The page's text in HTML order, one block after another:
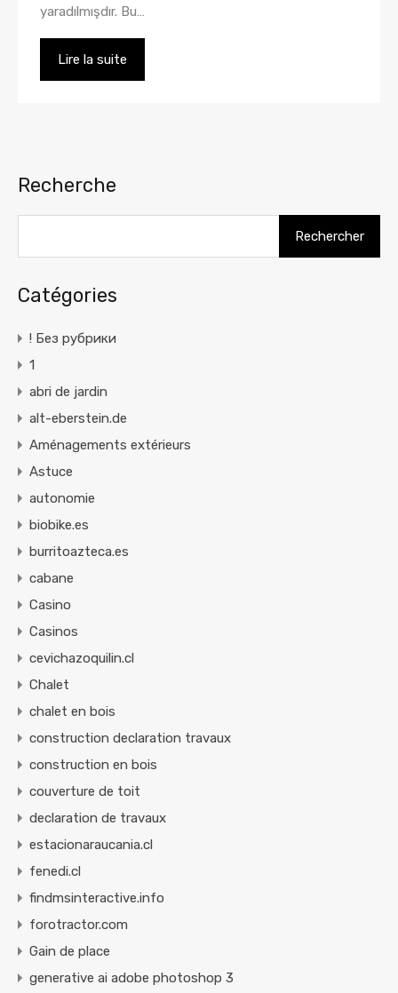
yaradılmışdır. Bu…
Lire la suite
Recherche
Catégories
! Без рубрики
1
abri de jardin
alt-eberstein.de
Aménagements extérieurs
Astuce
autonomie
biobike.es
burritoazteca.es
cabane
Casino
Casinos
cevichazoquilin.cl
Chalet
chalet en bois
construction declaration travaux
construction en bois
couverture de toit
declaration de travaux
estacionaraucania.cl
fenedi.cl
findmsinteractive.info
forotractor.com
Gain de place
generative ai adobe photoshop 3